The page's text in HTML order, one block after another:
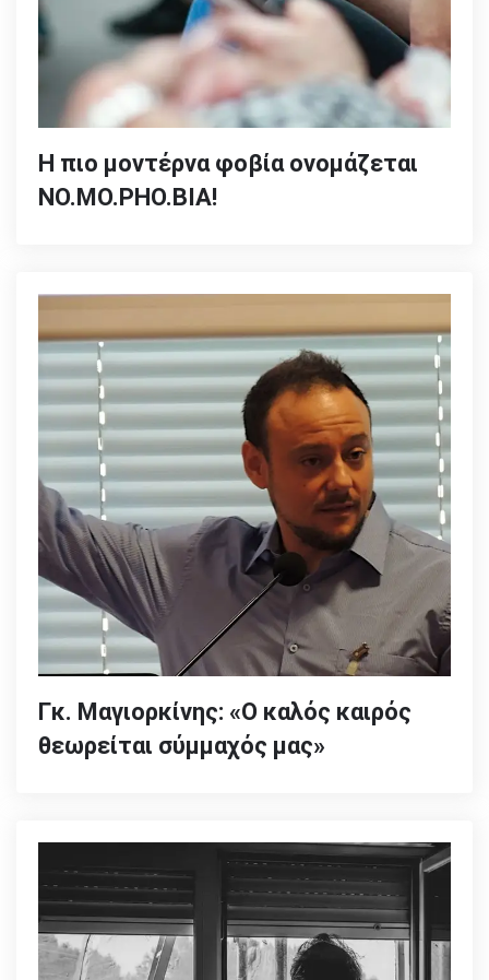
Η πιο μοντέρνα φοβία ονομάζεται
NO.MO.PHO.BIA!
Γκ. Μαγιορκίνης: «Ο καλός καιρός
θεωρείται σύμμαχός μας»